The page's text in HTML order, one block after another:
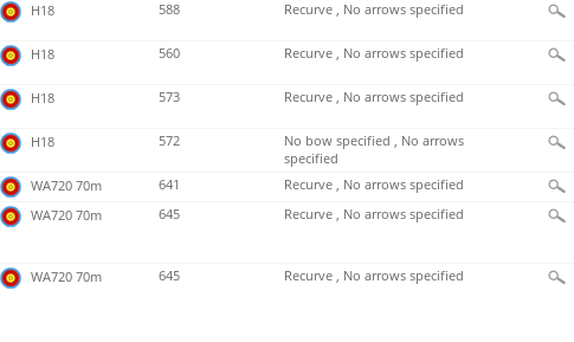
H18 588 Recurve , No arrows specified
H18 560 Recurve , No arrows specified
H18 573 Recurve , No arrows specified
H18 572
No bow specified , No arrows
specified
WA720 70m 641
Recurve , No arrows specified
WA720 70m 645 Recurve , No arrows specified
WA720 70m 645 Recurve , No arrows specified